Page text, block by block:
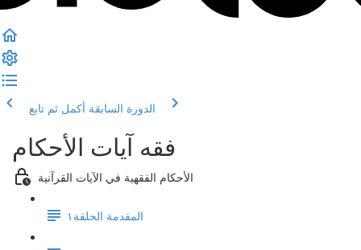
الدورة السابقة أكمل ثم تابع
فقه آيات الأحكام
الأحكام الفقهية في الآيات القرآنية
المقدمة الحلقة١